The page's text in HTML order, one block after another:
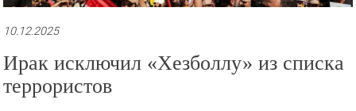
10.12.2025
Ирак исключил «Хезболлу» из списка
террористов